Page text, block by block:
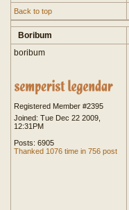
Back to top
Boribum
boribum
Registered Member #2395
Joined: Tue Dec 22 2009,
12:31PM
Posts: 6905
Thanked 1076 time in 756 post